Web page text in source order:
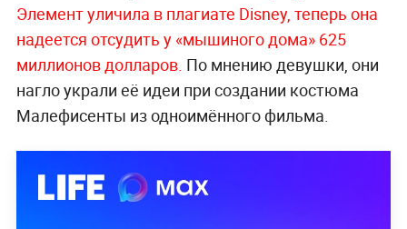
Элемент уличила в плагиате Disney, теперь она
надеется отсудить у «мышиного дома» 625
миллионов долларов. По мнению девушки, они
нагло украли её идеи при создании костюма
Малефисенты из одноимённого фильма.